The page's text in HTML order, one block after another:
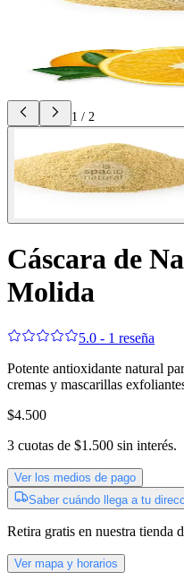
1 / 2
Cáscara de
Molida
5.0 - 1 reseña
Potente antioxidante natural
cremas y mascarillas
$4.500
3 cuotas de $1.500 sin interés.
Ver los medios de pago
Saber cuándo llega a tu
Retira gratis en nuestra tienda
Ver mapa y horarios